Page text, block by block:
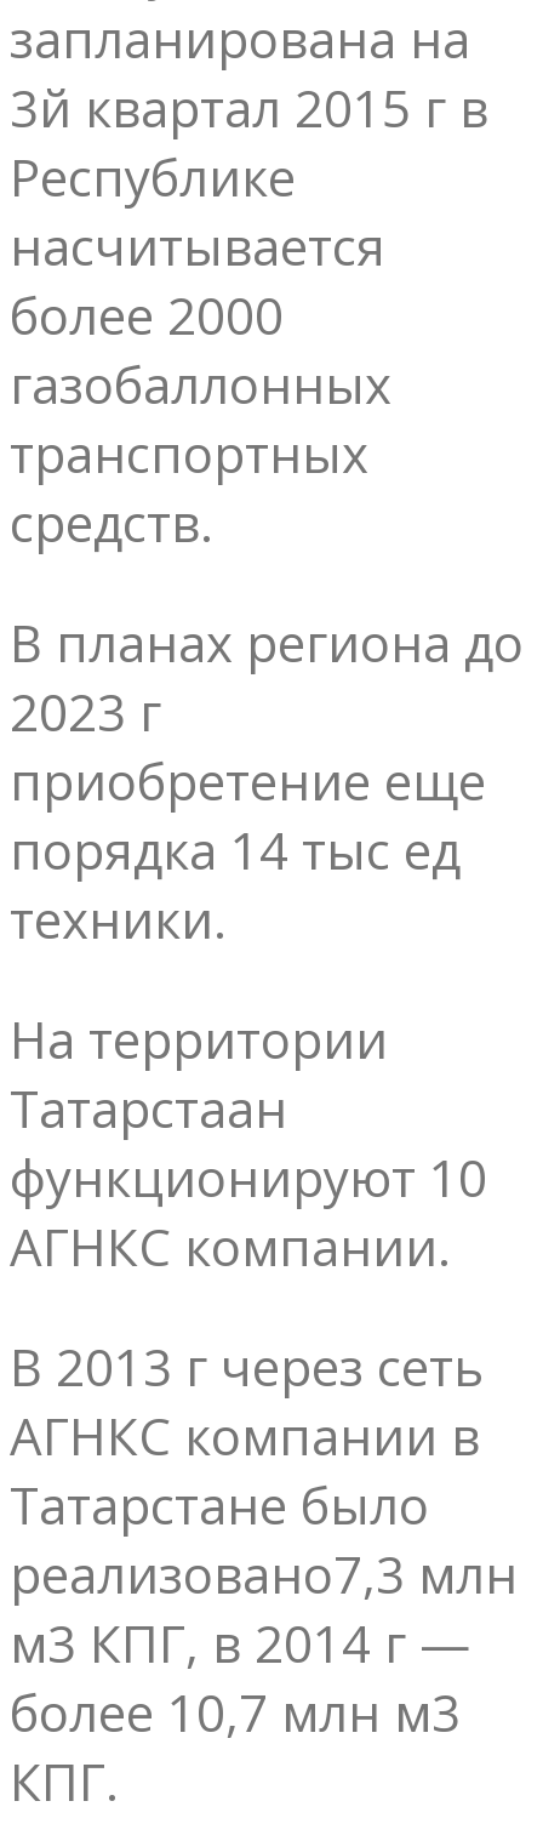
запланирована на
3й квартал 2015 г в
Республике
насчитывается
более 2000
газобаллонных
транспортных
средств.
В планах региона до
2023 г
приобретение еще
порядка 14 тыс ед
техники.
На территории
Татарстаан
функционируют 10
АГНКС компании.
В 2013 г через сеть
АГНКС компании в
Татарстане было
реализовано7,3 млн
м3 КПГ, в 2014 г —
более 10,7 млн м3
КПГ.